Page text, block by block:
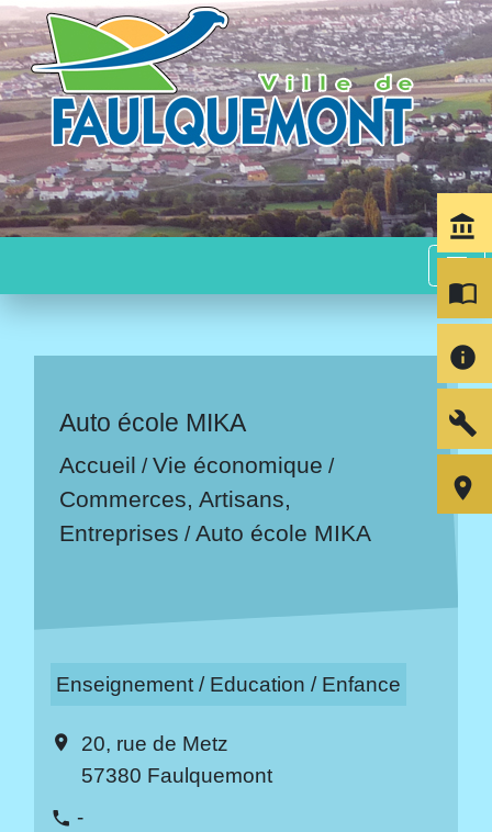
menu
Auto école MIKA
Accueil /Vie économique /
Commerces, Artisans,
Entreprises /Auto école MIKA
Enseignement / Education / Enfance
location_on
20, rue de Metz
57380 Faulquemont
phone -
account_balance
import_contacts
info
build
room